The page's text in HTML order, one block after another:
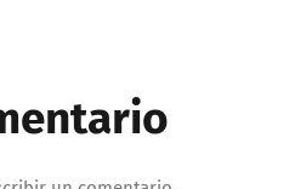
un comentario.